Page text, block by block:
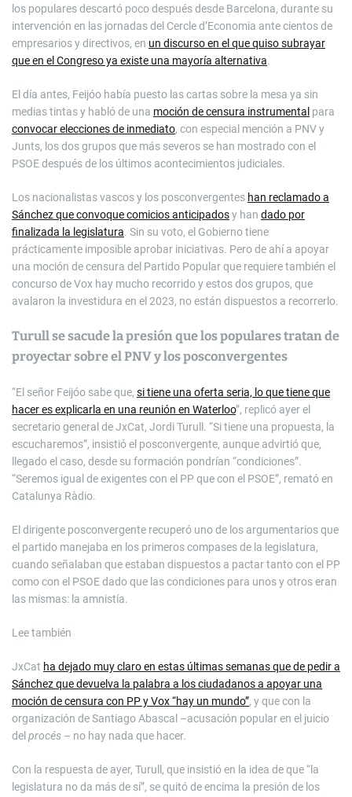
los populares descartó poco después desde Barcelona, durante su
intervención en las jornadas del Cercle d’Economia ante cientos de
empresarios y directivos, en un discurso en el que quiso subrayar
que en el Congreso ya existe una mayoría alternativa.
El día antes, Feijóo había puesto las cartas sobre la mesa ya sin
medias tintas y habló de una moción de censura instrumental para
convocar elecciones de inmediato, con especial mención a PNV y
Junts, los dos grupos que más severos se han mostrado con el
PSOE después de los últimos acontecimientos judiciales.
Los nacionalistas vascos y los posconvergentes han reclamado a
Sánchez que convoque comicios anticipadosy han dado por
finalizada la legislatura. Sin su voto, el Gobierno tiene
prácticamente imposible aprobar iniciativas. Pero de ahí a apoyar
una moción de censura del Partido Popular que requiere también el
concurso de Vox hay mucho recorrido y estos dos grupos, que
avalaron la investidura en el 2023, no están dispuestos a re­correrlo.
Turull se sacude la presión que los populares tratan de
proyectar sobre el PNV y los posconvergentes
“El señor Feijóo sabe que, si tiene una oferta seria, lo que tiene que
hacer es explicarla en una reunión en Waterloo”, replicó ayer el
secretario general de JxCat, Jordi Turull. “Si tiene una propuesta, la
escucharemos”, insistió el posconvergente, aunque advirtió que,
llegado el caso, desde su formación pondrían “condiciones”.
“Seremos igual de exigentes con el PP que con el PSOE”, remató en
Catalunya Ràdio.
El dirigente posconvergente recuperó uno de los argumentarios que
el partido manejaba en los primeros compases de la legislatura,
cuando señalaban que estaban dispuestos a pactar tanto con el PP
como con el PSOE dado que las condiciones para unos y otros eran
las mismas: la amnistía.
Lee también
JxCat ha dejado muy claro en estas últimas semanas que de pedir a
Sánchez que devuelva la palabra a los ciudadanos a apoyar una
moción de censura con PP y Vox “hay un mundo”, y que con la
organización de Santiago Abascal –acusación popular en el juicio
del procés – no hay nada que hacer.
Con la respuesta de ayer, Turull, que insistió en la idea de que “la
legislatura no da más de sí”, se quitó de encima la presión de los